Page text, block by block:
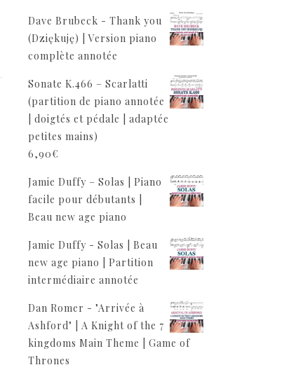
Dave Brubeck - Thank you
(Dziękuję) | Version piano
complète annotée
Sonate K.466 – Scarlatti
(partition de piano annotée
| doigtés et pédale | adaptée
petites mains)
6,90€
Jamie Duffy – Solas | Piano
facile pour débutants |
Beau new age piano
Jamie Duffy - Solas | Beau
new age piano | Partition
intermédiaire annotée
Dan Romer - "Arrivée à
Ashford" | A Knight of the 7
kingdoms Main Theme | Game of
Thrones